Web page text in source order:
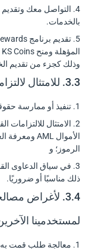
4. التواصل معك
بالخدمات.
وذلك كجزء من تقديم
3.3. للامتثال لالتزاماتنا القانونية
1. تنفيذ أو ممارسة حقوقنا والتزاماتنا الناشئة عن أي طلبات؛ و
2. الامتثال
الرموز؛ و
3. في سياق الدعاوى
ذلك مناسبًا أو ضروريًا.
3.4. لأغراض
لمستخدمينا
1. معالجة طلب قمت به